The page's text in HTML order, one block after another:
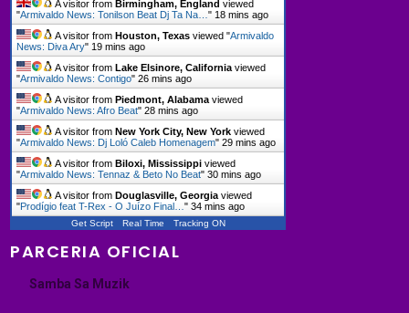
A visitor fromBirmingham, England viewed
"Armivaldo News: Tonilson Beat Dj Ta Na…" 18 mins ago
A visitor fromHouston, Texas viewed "Armivaldo
News: Diva Ary" 19 mins ago
A visitor fromLake Elsinore, California viewed
"Armivaldo News: Contigo"26 mins ago
A visitor fromPiedmont, Alabama viewed
"Armivaldo News: Afro Beat"28 mins ago
A visitor fromNew York City, New York viewed
"Armivaldo News: Dj Loló Caleb Homenagem"29 mins ago
A visitor fromBiloxi, Mississippi viewed
"Armivaldo News: Tennaz & Beto No Beat"30 mins ago
A visitor fromDouglasville, Georgia viewed
"Prodígio feat T-Rex - O Juízo Final…"34 mins ago
Get Script Real Time Tracking ON
PARCERIA OFICIAL
Samba Sa Muzik